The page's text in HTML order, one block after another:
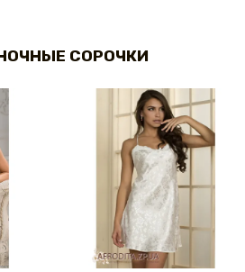
СОРОЧКИ